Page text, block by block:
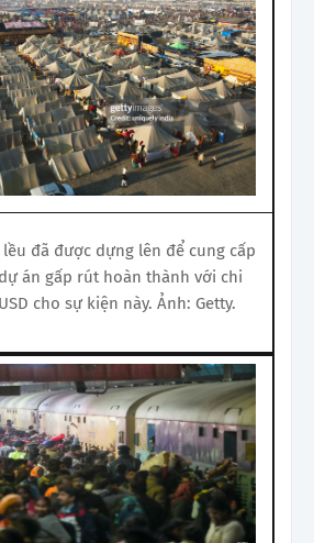
lều đã được dựng lên để cung cấp
án gấp rút hoàn thành với chi
cho sự kiện này. Ảnh: Getty.